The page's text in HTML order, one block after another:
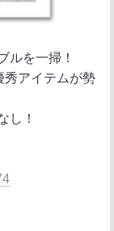
ルを一掃！
秀アイテムが勢
し！